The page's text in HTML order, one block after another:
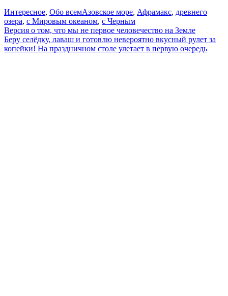
Интересное, Обо всемАзовское море, Афрамакс, древнего
озера, с Мировым океаном, с Черным
Навигация
по
Версия о том, что мы не первое человечество на Земле
Беру селёдку, лаваш и готовлю невероятно вкусный рулет за
копейки! На праздничном столе улетает в первую очередь